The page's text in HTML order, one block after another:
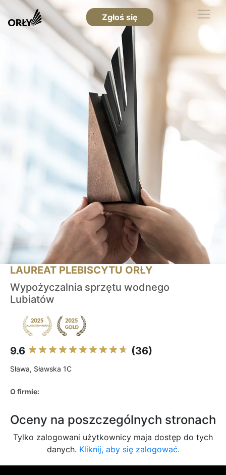
Zgłoś się
LAUREAT PLEBISCYTU ORŁY
Wypożyczalnia sprzętu wodnego
Lubiatów
9.6 (36)
Sława, Sławska 1C
O firmie:
Oceny na poszczególnych stronach
Tylko zalogowani użytkownicy maja dostęp do tych
danych. Kliknij, aby się zalogować.